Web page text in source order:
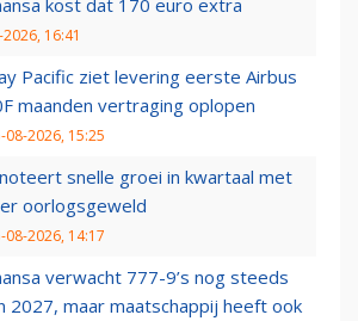
kost dat 170 euro extra
16:41
Pacific ziet levering eerste Airbus
maanden vertraging oplopen
08-2026, 15:25
noteert snelle groei in kwartaal met
oorlogsgeweld
08-2026, 14:17
verwacht 777-9’s nog steeds
2027, maar maatschappij heeft ook